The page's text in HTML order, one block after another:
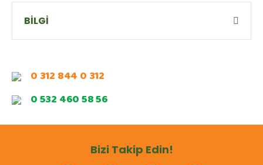
BİLGİ
0 312 844 0 312
0 532 460 58 56
Bizi Takip Edin!